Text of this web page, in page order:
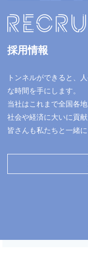
採用情報
トンネルができると、
な時間を手にします。
当社はこれまで全国各
社会や経済に大いに貢
皆さんも私たちと一緒